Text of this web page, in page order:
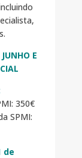
E
350€
SPMI:
de